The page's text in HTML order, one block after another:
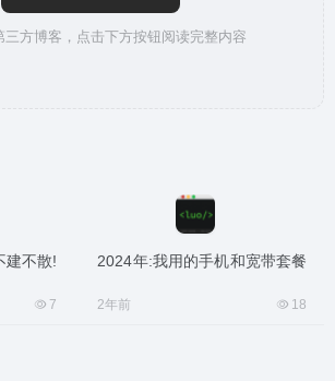
三方博客，点击下方按钮阅读完整内容
建不散!
7
2024年:我用的手机和宽带套餐
2年前 18